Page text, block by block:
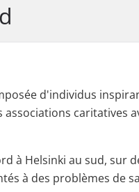
d'individus
caritatives
à Helsinki au sud, sur
à des problèmes de